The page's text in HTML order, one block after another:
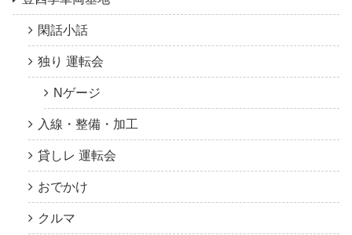
閑話小話
独り 運転会
Nゲージ
入線・整備・加工
貸しレ 運転会
おでかけ
クルマ